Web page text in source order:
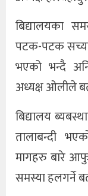
बिद्यालयका
पटक-पटक
भएको भन्दै
अध्यक्ष ओलीले
बिद्यालय
तालाबन्दी
मागहरु बारे
समस्या हलगर्ने